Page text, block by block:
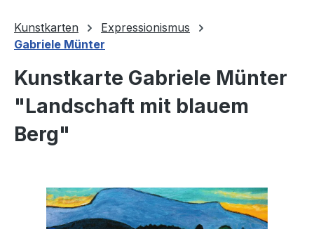
Kunstkarten
Expressionismus
Gabriele Münter
Kunstkarte Gabriele Münter
"Landschaft mit blauem
Berg"
Bildergalerie überspringen